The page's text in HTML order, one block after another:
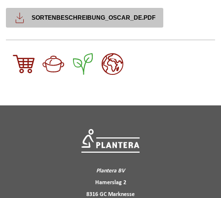
SORTENBESCHREIBUNG_OSCAR_DE.PDF
Plantera BV
Hamerslag 2
8316 GC Marknesse